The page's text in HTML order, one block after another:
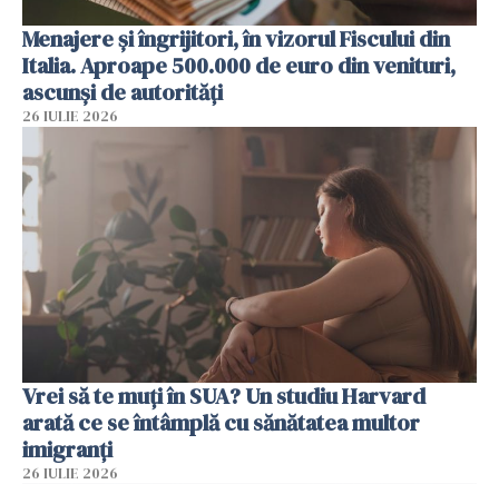
Menajere și îngrijitori, în vizorul Fiscului din
Italia. Aproape 500.000 de euro din venituri,
ascunși de autorități
26 IULIE 2026
Vrei să te muți în SUA? Un studiu Harvard
arată ce se întâmplă cu sănătatea multor
imigranți
26 IULIE 2026